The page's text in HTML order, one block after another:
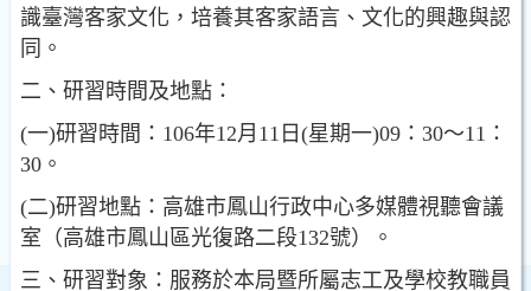
識臺灣客家文化，培養其客家語言、文化的興趣與認
同。
二、研習時間及地點：
(一)研習時間：106年12月11日(星期一)09：30～11：
30。
(二)研習地點：高雄市鳳山行政中心多媒體視聽會議
室（高雄市鳳山區光復路二段132號）。
三、研習對象：服務於本局暨所屬志工及學校教職員